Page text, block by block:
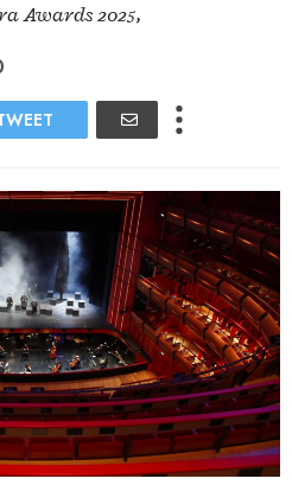
Awards 2025,